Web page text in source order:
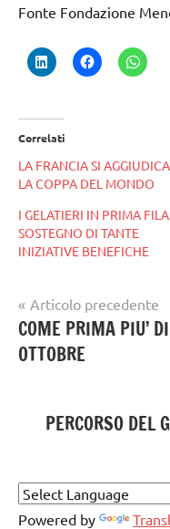
Fonte Fondazione
Correlati
LA FRANCIA SI AGGIUDICA
LA COPPA DEL MONDO
I GELATIERI IN PRIMA
SOSTEGNO DI TANTE
INIZIATIVE BENEFICHE
gelatieri,
mendozzi
gelataio
gelato
Navigazione
articoli
Articolo precedente
COME PRIMA PIU’
OTTOBRE
PERCORSO DEL
Powered by